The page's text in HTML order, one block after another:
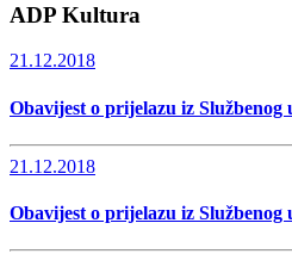
ADP Kultura
21.12.2018
Obavijest o prijelazu iz Službenog
21.12.2018
Obavijest o prijelazu iz Službenog